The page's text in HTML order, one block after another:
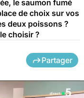
le saumon fumé
de choix sur vos
deux poissons ?
choisir ?
Partager